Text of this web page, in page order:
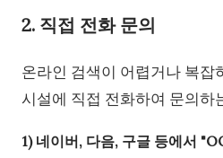
2. 직접 전화 문의
온라인 검색이 어렵거나 복잡
시설에 직접 전화하여 문의하
1) 네이버, 다음, 구글 등에서